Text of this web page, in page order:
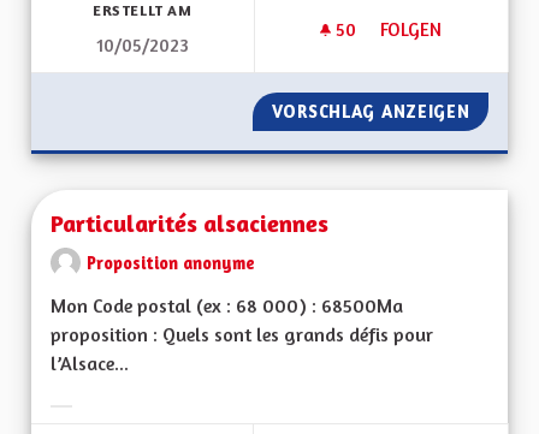
ERSTELLT AM
10/05/2023
50 50 FOLLOWER
FOLGEN
PÉAGE
VORSCHLAG ANZEIGEN
Particularités alsaciennes
Proposition anonyme
Mon Code postal (ex : 68 000) : 68500Ma
proposition : Quels sont les grands défis pour
l’Alsace...